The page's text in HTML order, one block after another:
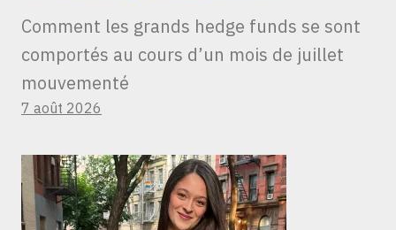
Comment les grands hedge funds se sont
comportés au cours d’un mois de juillet
mouvementé
7 août 2026